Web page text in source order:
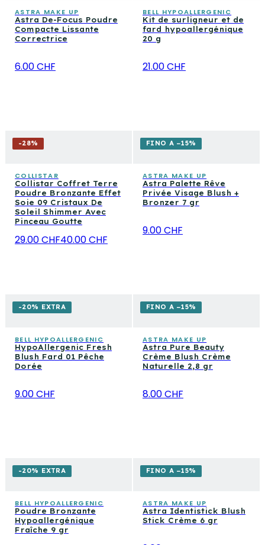
ASTRA MAKE UP
Astra De-Focus Poudre
Compacte Lissante
Correctrice
6.00 CHF
BELL HYPOALLERGENIC
Kit de surligneur et de
fard hypoallergénique
20 g
21.00 CHF
-28%
COLLISTAR
Collistar Coffret Terre
Poudre Bronzante Effet
Soie 09 Cristaux De
Soleil Shimmer Avec
Pinceau Goutte
29.00 CHF40.00 CHF
FINO A −15%
ASTRA MAKE UP
Astra Palette Rêve
Privée Visage Blush +
Bronzer 7 gr
9.00 CHF
-20% EXTRA
BELL HYPOALLERGENIC
HypoAllergenic Fresh
Blush Fard 01 Pêche
Dorée
9.00 CHF
FINO A −15%
ASTRA MAKE UP
Astra Pure Beauty
Crème Blush Crème
Naturelle 2,8 gr
8.00 CHF
-20% EXTRA
BELL HYPOALLERGENIC
Poudre Bronzante
Hypoallergénique
Fraîche 9 gr
FINO A −15%
ASTRA MAKE UP
Astra Identistick Blush
Stick Crème 6 gr